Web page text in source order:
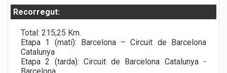
Recorregut:
Total: 215,25 Km.
Etapa 1 (matí): Barcelona – Circuit de Barcelona
Catalunya
Etapa 2 (tarda): Circuit de Barcelona Catalunya -